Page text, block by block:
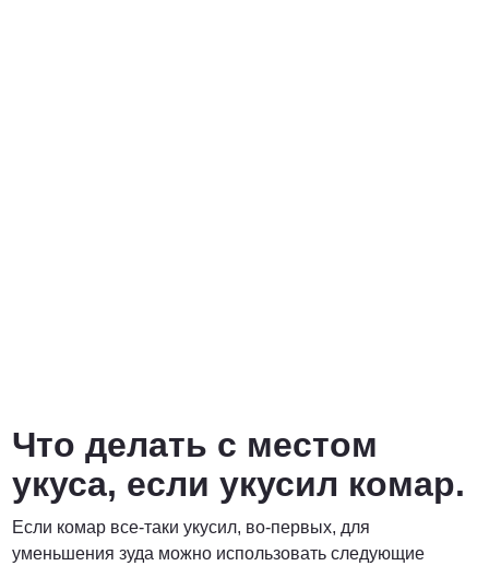
Что делать с местом
укуса, если укусил комар.
Если комар все-таки укусил, во-первых, для
уменьшения зуда можно использовать следующие